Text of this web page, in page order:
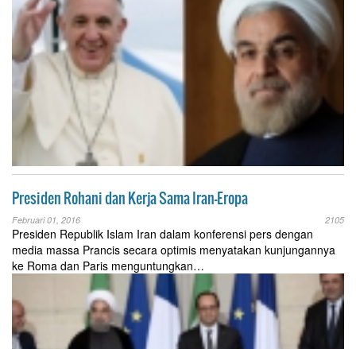
Presiden Rohani dan Kerja Sama Iran-Eropa
Februari 01, 2016 2105
Presiden Republik Islam Iran dalam konferensi pers dengan
media massa Prancis secara optimis menyatakan kunjungannya
ke Roma dan Paris menguntungkan…